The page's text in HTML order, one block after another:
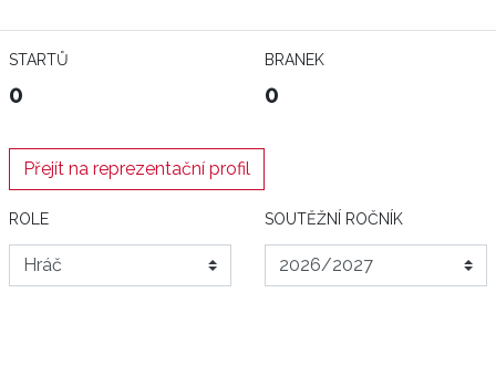
STARTŮ
0
BRANEK
0
Přejít na reprezentační profil
ROLE SOUTĚŽNÍ ROČNÍK